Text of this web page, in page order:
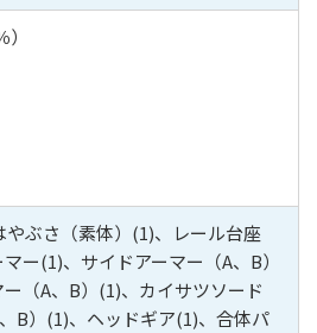
やぶさ（素体）(1)、レール台座
ー(1)、サイドアーマー（A、B）
（A、B）(1)、カイサツソード
B）(1)、ヘッドギア(1)、合体パ